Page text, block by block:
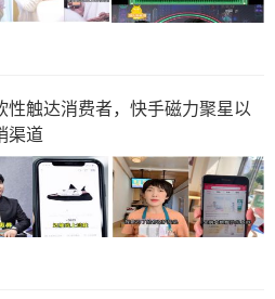
触达消费者，快手磁力聚星以
渠道